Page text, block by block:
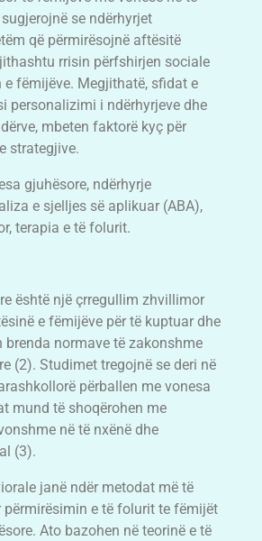
se ndërhyrjet
që përmirësojnë aftësitë
rrisin përfshirjen sociale
e fëmijëve. Megjithatë, sfidat e
personalizimi i ndërhyrjeve dhe
mbeten faktorë kyç për
strategjive.
gjuhësore, ndërhyrje
e sjelljes së aplikuar (ABA),
terapia e të folurit.
është një çrregullim zhvillimor
e fëmijëve për të kuptuar dhe
brenda normave të zakonshme
(2). Studimet tregojnë se deri në
përballen me vonesa
mund të shoqërohen me
në të nxënë dhe
(3).
janë ndër metodat më të
përmirësimin e të folurit te fëmijët
Ato bazohen në teorinë e të